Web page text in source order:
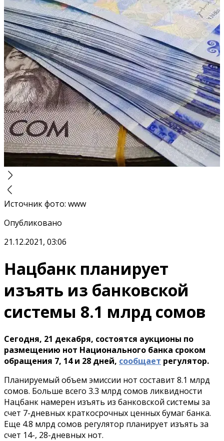
Источник фото: www
Опубликовано
21.12.2021, 03:06
Нацбанк планирует
изъять из банковской
системы 8.1 млрд сомов
Сегодня, 21 декабря, состоятся аукционы по
размещению нот Национального банка сроком
обращения 7, 14 и 28 дней, сообщает регулятор.
Планируемый объем эмиссии нот составит 8.1 млрд
сомов. Больше всего 3.3 млрд сомов ликвидности
Нацбанк намерен изъять из банковской системы за
счет 7-дневных краткосрочных ценных бумаг банка.
Еще 4.8 млрд сомов регулятор планирует изъять за
счет 14-, 28-дневных нот.